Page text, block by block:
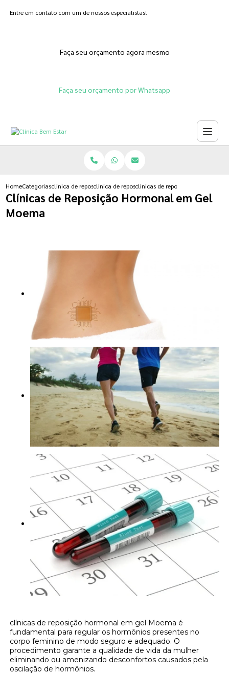
Entre em contato com um de nossos especialistas!
Faça seu orçamento agora mesmo
Faça seu orçamento por Whatsapp
HomeCategoriasclinica de reposicao hormonalclinica de reposicao hormonal de estrogenio
clinicas de reposicao hormonal
Clínicas de Reposição Hormonal em Gel
Moema
clínicas de reposição hormonal em gel Moema é
fundamental para regular os hormônios presentes no
corpo feminino de modo seguro e adequado. O
procedimento garante a qualidade de vida da mulher
eliminando ou amenizando desconfortos causados pela
oscilação de hormônios.